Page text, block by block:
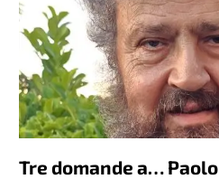
Tre domande a…